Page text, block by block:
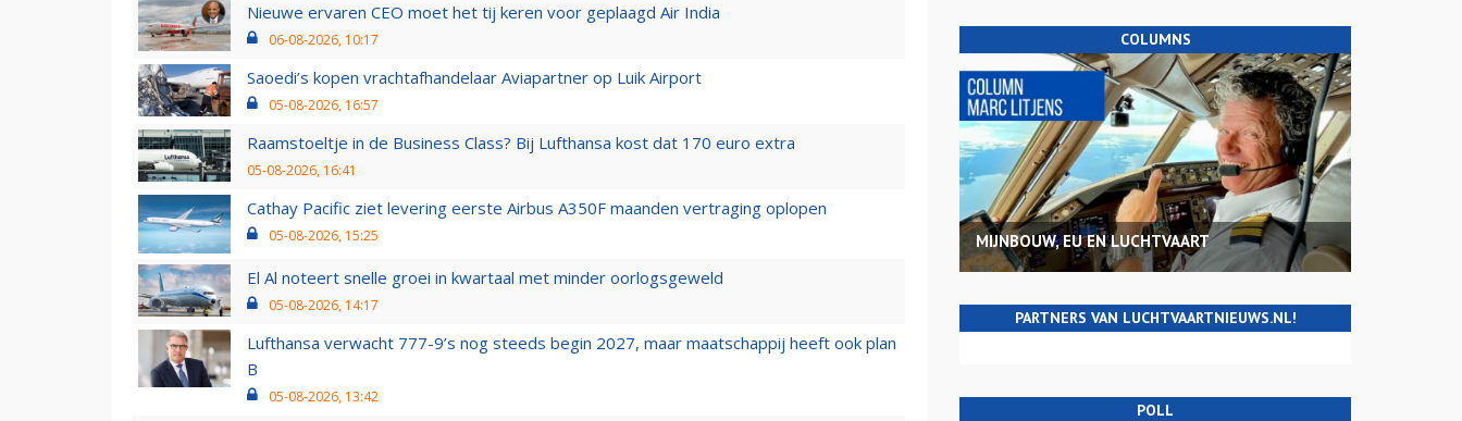
Nieuwe ervaren CEO moet het tij keren voor geplaagd Air India
06-08-2026, 10:17
Saoedi’s kopen vrachtafhandelaar Aviapartner op Luik Airport
05-08-2026, 16:57
Raamstoeltje in de Business Class? Bij Lufthansa kost dat 170 euro extra
05-08-2026, 16:41
Cathay Pacific ziet levering eerste Airbus A350F maanden vertraging oplopen
05-08-2026, 15:25
El Al noteert snelle groei in kwartaal met minder oorlogsgeweld
05-08-2026, 14:17
Lufthansa verwacht 777-9’s nog steeds begin 2027, maar maatschappij heeft ook plan
B
05-08-2026, 13:42
COLUMNS
MIJNBOUW, EU EN LUCHTVAART
PARTNERS VAN LUCHTVAARTNIEUWS.NL!
POLL